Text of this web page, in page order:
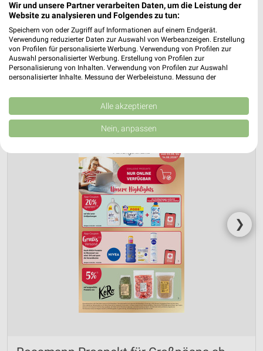
❯
Wir und unsere Partner verarbeiten Daten, um die Leistung der
Website zu analysieren und Folgendes zu tun:
Speichern von oder Zugriff auf Informationen auf einem Endgerät.
Verwendung reduzierter Daten zur Auswahl von Werbeanzeigen. Erstellung
von Profilen für personalisierte Werbung. Verwendung von Profilen zur
Auswahl personalisierter Werbung. Erstellung von Profilen zur
Personalisierung von Inhalten. Verwendung von Profilen zur Auswahl
personalisierter Inhalte. Messung der Werbeleistung. Messung der
Kombinationen von Daten aus verschiedenen Quellen. Entwicklung und
Verbesserung der Angebote. Verwendung reduzierter Daten zur Auswahl
von Inhalten.
Daten können außerhalb der Europäischen Union weitergegeben und in die
USA gesendet werden.
Website/App.
Partnerliste anzeigen (1 IAB-Anbieter)
Wir nutzen Ihre Daten für folgende Zwecke:
IAB-Verarbeitungszwecke:
Speichern von oder Zugriff auf Informationen
auf einem Endgerät
Verwendung reduzierter Daten zur Auswahl von
Erstellung von Profilen für personalisierte
Alle akzeptieren
Nein, anpassen